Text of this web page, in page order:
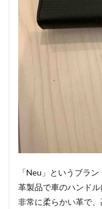
「Neu」というブラン
革製品で車のハンドル
非常に柔らかい革で、